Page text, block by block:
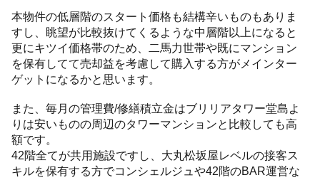
本物件の低層階のスタート価格も結構辛いものもありま
すし、眺望が比較抜けてくるような中層階以上になると
更にキツイ価格帯のため、二馬力世帯や既にマンション
を保有してて売却益を考慮して購入する方がメインター
ゲットになるかと思います。
また、毎月の管理費/修繕積立金はブリリアタワー堂島よ
りは安いものの周辺のタワーマンションと比較しても高
額です。
42階全てが共用施設ですし、大丸松坂屋レベルの接客ス
キルを保有する方でコンシェルジュや42階のBAR運営な